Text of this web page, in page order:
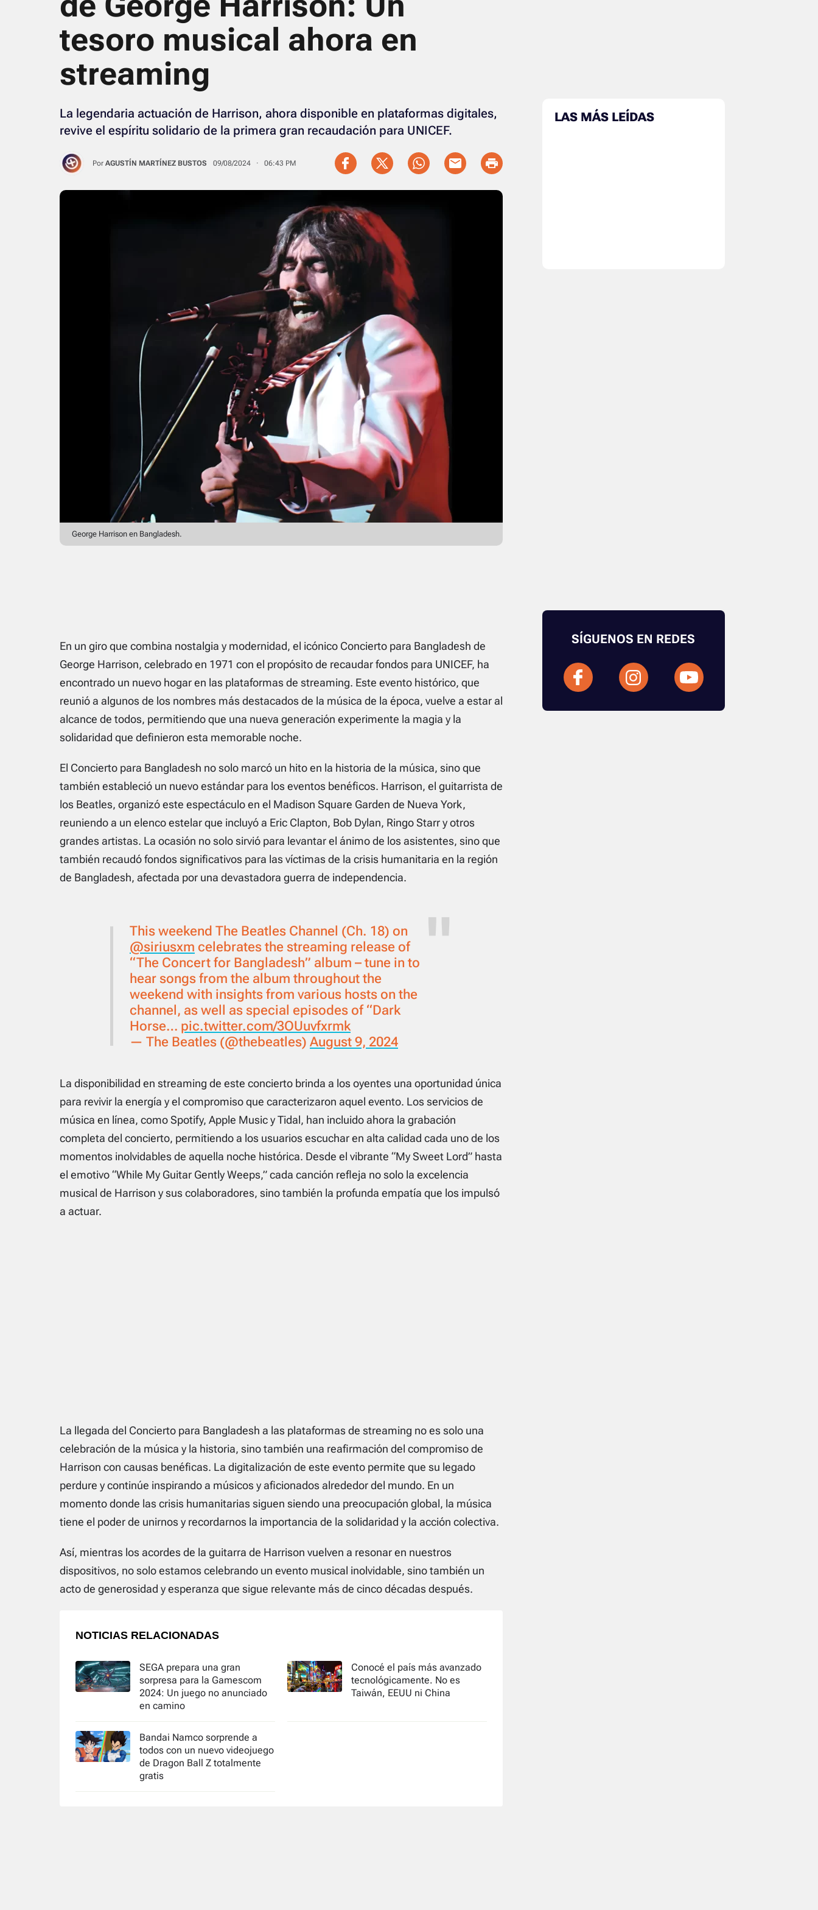
tesoro musical ahora en
streaming
La legendaria actuación de Harrison, ahora disponible en plataformas digitales,
revive el espíritu solidario de la primera gran recaudación para UNICEF.
Por AGUSTÍN MARTÍNEZ BUSTOS 09/08/2024 · 06:43 PM
George Harrison en Bangladesh.
En un giro que combina nostalgia y modernidad, el icónico Concierto para Bangladesh de
George Harrison, celebrado en 1971 con el propósito de recaudar fondos para UNICEF, ha
encontrado un nuevo hogar en las plataformas de streaming. Este evento histórico, que
reunió a algunos de los nombres más destacados de la música de la época, vuelve a estar al
alcance de todos, permitiendo que una nueva generación experimente la magia y la
solidaridad que definieron esta memorable noche.
El Concierto para Bangladesh no solo marcó un hito en la historia de la música, sino que
también estableció un nuevo estándar para los eventos benéficos. Harrison, el guitarrista de
los Beatles, organizó este espectáculo en el Madison Square Garden de Nueva York,
reuniendo a un elenco estelar que incluyó a Eric Clapton, Bob Dylan, Ringo Starr y otros
grandes artistas. La ocasión no solo sirvió para levantar el ánimo de los asistentes, sino que
también recaudó fondos significativos para las víctimas de la crisis humanitaria en la región
de Bangladesh, afectada por una devastadora guerra de independencia.
This weekend The Beatles Channel (Ch. 18) on
@siriusxm celebrates the streaming release of
“The Concert for Bangladesh” album – tune in to
hear songs from the album throughout the
weekend with insights from various hosts on the
channel, as well as special episodes of “Dark
Horse… pic.twitter.com/3OUuvfxrmk
— The Beatles (@thebeatles) August 9, 2024
La disponibilidad en streaming de este concierto brinda a los oyentes una oportunidad única
para revivir la energía y el compromiso que caracterizaron aquel evento. Los servicios de
música en línea, como Spotify, Apple Music y Tidal, han incluido ahora la grabación
completa del concierto, permitiendo a los usuarios escuchar en alta calidad cada uno de los
momentos inolvidables de aquella noche histórica. Desde el vibrante “My Sweet Lord” hasta
el emotivo “While My Guitar Gently Weeps,” cada canción refleja no solo la excelencia
musical de Harrison y sus colaboradores, sino también la profunda empatía que los impulsó
a actuar.
La llegada del Concierto para Bangladesh a las plataformas de streaming no es solo una
celebración de la música y la historia, sino también una reafirmación del compromiso de
Harrison con causas benéficas. La digitalización de este evento permite que su legado
perdure y continúe inspirando a músicos y aficionados alrededor del mundo. En un
momento donde las crisis humanitarias siguen siendo una preocupación global, la música
tiene el poder de unirnos y recordarnos la importancia de la solidaridad y la acción colectiva.
Así, mientras los acordes de la guitarra de Harrison vuelven a resonar en nuestros
dispositivos, no solo estamos celebrando un evento musical inolvidable, sino también un
acto de generosidad y esperanza que sigue relevante más de cinco décadas después.
NOTICIAS RELACIONADAS
SEGA prepara una gran
sorpresa para la Gamescom
2024: Un juego no anunciado
en camino
Conocé el país más avanzado
tecnológicamente. No es
Taiwán, EEUU ni China
Bandai Namco sorprende a
todos con un nuevo videojuego
de Dragon Ball Z totalmente
gratis
LAS MÁS LEÍDAS
SÍGUENOS EN REDES